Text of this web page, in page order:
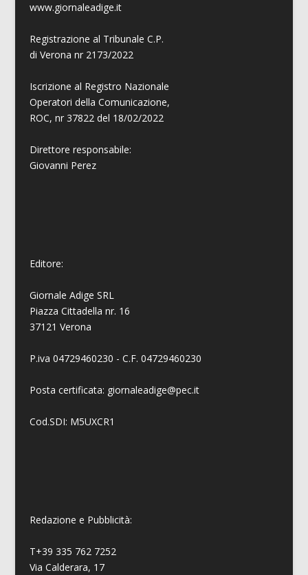
www.giornaleadige.it
Registrazione al Tribunale C.P.
di Verona nr 2173/2022
Iscrizione al Registro Nazionale
Operatori della Comunicazione,
ROC, nr 37822 del 18/02/2022
Direttore responsabile:
Giovanni Perez
Editore:
Giornale Adige SRL
Piazza Cittadella nr. 16
37121 Verona
P.iva 04729460230 - C.F. 04729460230
Posta certificata: giornaleadige@pec.it
Cod.SDI: M5UXCR1
Redazione e Pubblicità:
T+39 335 762 7252
Via Calderara, 17